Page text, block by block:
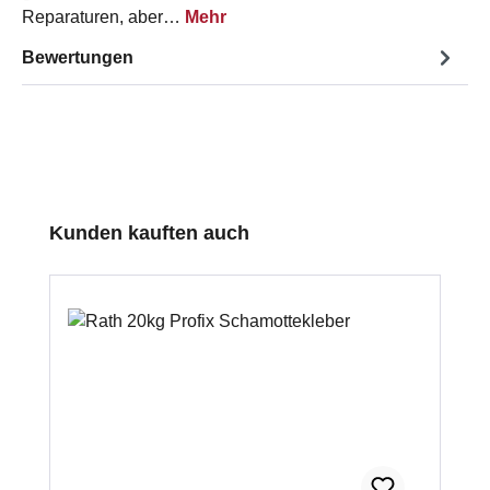
Reparaturen, aber… Mehr
Bewertungen
Produktgalerie überspringen
Kunden kauften auch